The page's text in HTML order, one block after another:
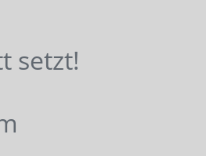
setzt!